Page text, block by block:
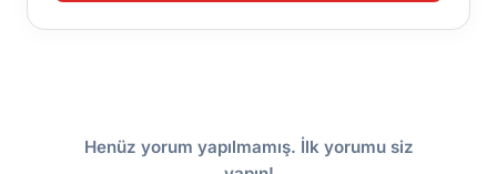
Henüz yorum yapılmamış. İlk yorumu siz